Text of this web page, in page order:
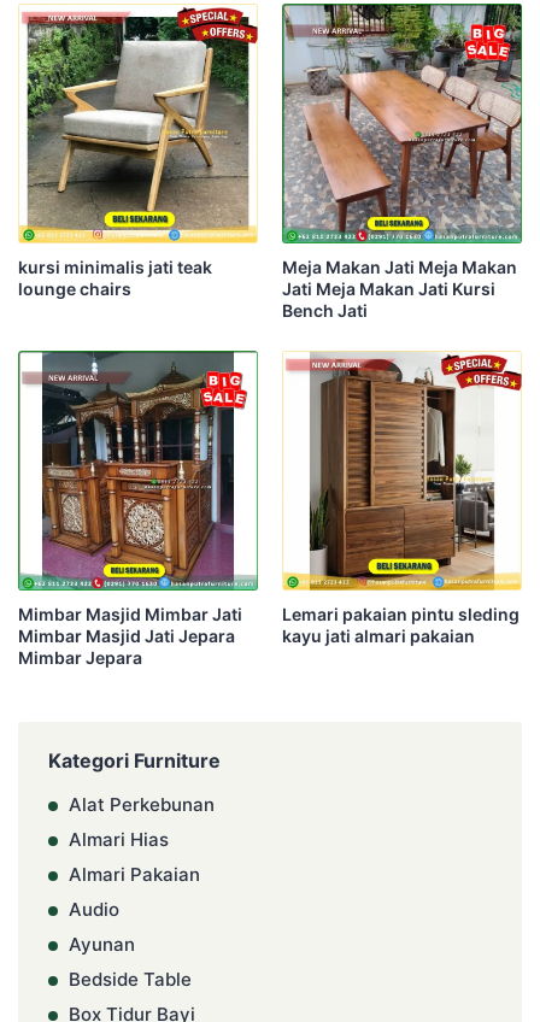
kursi minimalis jati teak
lounge chairs
Meja Makan Jati Meja Makan
Jati Meja Makan Jati Kursi
Bench Jati
Mimbar Masjid Mimbar Jati
Mimbar Masjid Jati Jepara
Mimbar Jepara
Lemari pakaian pintu sleding
kayu jati almari pakaian
Kategori Furniture
Alat Perkebunan
Almari Hias
Almari Pakaian
Audio
Ayunan
Bedside Table
Box Tidur Bayi